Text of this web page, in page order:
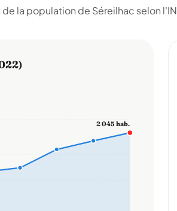
la population de Séreilhac selon
2 045 hab.